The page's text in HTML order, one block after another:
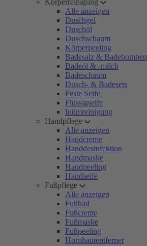
Körperreinigung
Alle anzeigen
Duschgel
Duschöl
Duschschaum
Körperpeeling
Badesalz & Badebomben
Badeöl & -milch
Badeschaum
Dusch- & Badesets
Feste Seife
Flüssigseife
Intimreinigung
Handpflege
Alle anzeigen
Handcreme
Handdesinfektion
Handmaske
Handpeeling
Handseife
Fußpflege
Alle anzeigen
Fußbad
Fußcreme
Fußmaske
Fußpeeling
Hornhautentferner